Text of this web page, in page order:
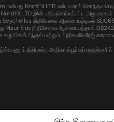
என்பது NordFX LTD என்பவரால்
NordFX LTD இன் பதிவுசெய்யப்பட்ட
Seychelles நிதிசேவை ஆணையத்தால்
Mauritius நிதிசேவை ஆணையத்தால்
கருவிகள் ஆகும் மற்றும் அதிக லீவரேஜ்
நீதிமன்ற அதிகாரப்பூர்வப் பகுதிகளில்